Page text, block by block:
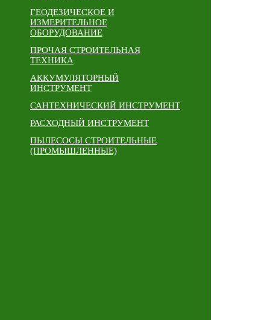
ГЕОДЕЗИЧЕСКОЕ И
ИЗМЕРИТЕЛЬНОЕ
ОБОРУДОВАНИЕ
ПРОЧАЯ СТРОИТЕЛЬНАЯ
ТЕХНИКА
АККУМУЛЯТОРНЫЙ
ИНСТРУМЕНТ
САНТЕХНИЧЕСКИЙ ИНСТРУМЕНТ
РАСХОДНЫЙ ИНСТРУМЕНТ
ПЫЛЕСОСЫ СТРОИТЕЛЬНЫЕ
(ПРОМЫШЛЕННЫЕ)